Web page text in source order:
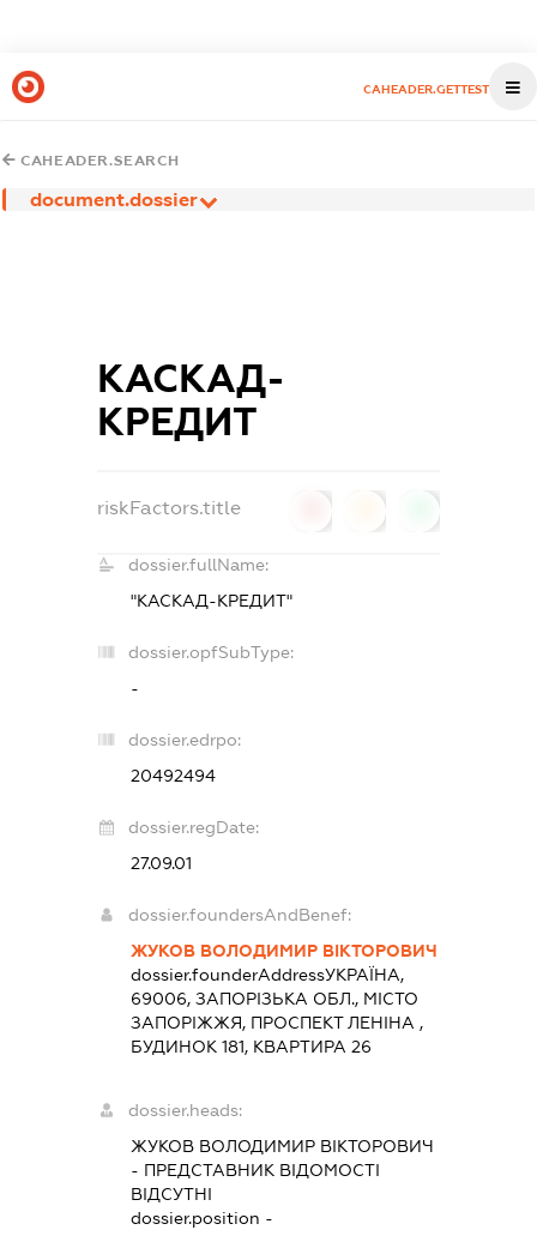
CAHEADER.GETTEST
CAHEADER.SEARCH
document.dossier
КАСКАД-
КРЕДИТ
riskFactors.title
dossier.fullName:
"КАСКАД-КРЕДИТ"
dossier.opfSubType:
-
dossier.edrpo:
20492494
dossier.regDate:
27.09.01
dossier.foundersAndBenef:
ЖУКОВ ВОЛОДИМИР ВІКТОРОВИЧ
dossier.founderAddressУКРАЇНА,
69006, ЗАПОРІЗЬКА ОБЛ., МІСТО
ЗАПОРІЖЖЯ, ПРОСПЕКТ ЛЕНІНА ,
БУДИНОК 181, КВАРТИРА 26
dossier.heads:
ЖУКОВ ВОЛОДИМИР ВІКТОРОВИЧ
- ПРЕДСТАВНИК ВІДОМОСТІ
ВІДСУТНІ
dossier.position -